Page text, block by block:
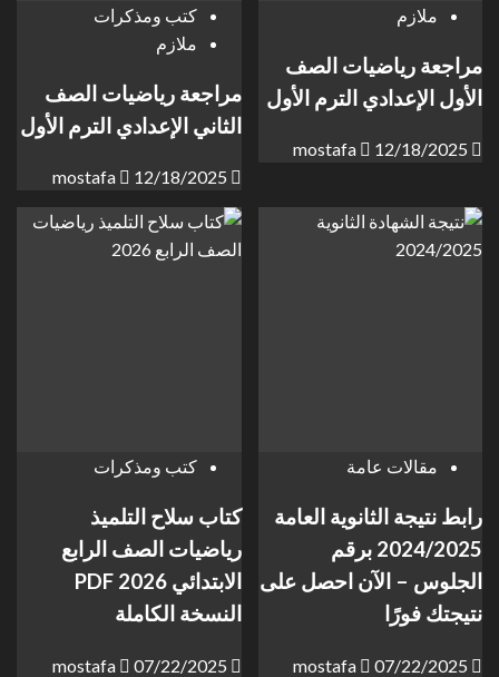
كتب ومذكرات
ملازم
مراجعة رياضيات الصف
الثاني الإعدادي الترم الأول
mostafa 12/18/2025
ملازم
مراجعة رياضيات الصف
الأول الإعدادي الترم الأول
mostafa 12/18/2025
كتب ومذكرات
كتاب سلاح التلميذ
رياضيات الصف الرابع
الابتدائي 2026 PDF
النسخة الكاملة
mostafa 07/22/2025
مقالات عامة
رابط نتيجة الثانوية العامة
2024/2025 برقم
الجلوس – الآن احصل على
نتيجتك فورًا
mostafa 07/22/2025